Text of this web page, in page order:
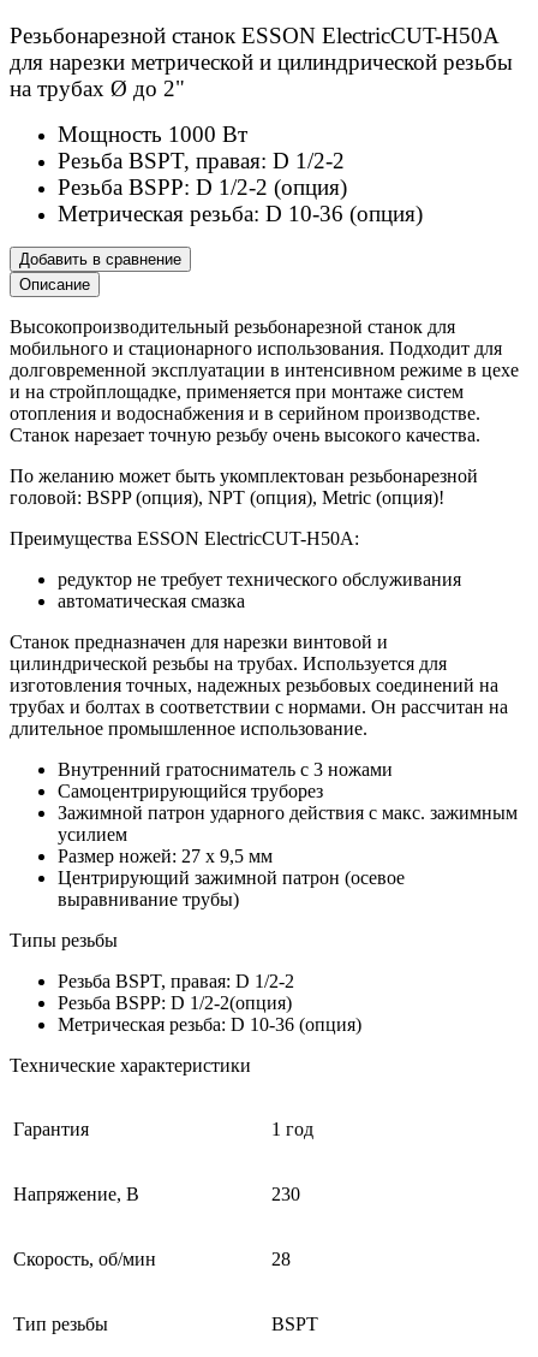
Резьбонарезной станок ESSON ElectricCUT-H50А
для нарезки метрической и цилиндрической резьбы
на трубах Ø до 2"
Мощность 1000 Вт
Резьба BSPT, правая: D 1/2-2
Резьба BSPP: D 1/2-2 (опция)
Метрическая резьба: D 10-36 (опция)
Добавить в сравнение
Описание
Высокопроизводительный резьбонарезной станок для
мобильного и стационарного использования. Подходит для
долговременной эксплуатации в интенсивном режиме в цехе
и на стройплощадке, применяется при монтаже систем
отопления и водоснабжения и в серийном производстве.
Станок нарезает точную резьбу очень высокого качества.
По желанию может быть укомплектован резьбонарезной
головой: BSPP (опция), NPT (опция), Metric (опция)!
Преимущества ESSON ElectricCUT-H50А:
редуктор не требует технического обслуживания
автоматическая смазка
Станок предназначен для нарезки винтовой и
цилиндрической резьбы на трубах. Используется для
изготовления точных, надежных резьбовых соединений на
трубах и болтах в соответствии с нормами. Он рассчитан на
длительное промышленное использование.
Внутренний гратосниматель с 3 ножами
Самоцентрирующийся труборез
Зажимной патрон ударного действия с макс. зажимным
усилием
Размер ножей: 27 х 9,5 мм
Центрирующий зажимной патрон (осевое
выравнивание трубы)
Типы резьбы
Резьба BSPT, правая: D 1/2-2
Резьба BSPP: D 1/2-2(опция)
Метрическая резьба: D 10-36 (опция)
Технические характеристики
Гарантия 1 год
Напряжение, В 230
Скорость, об/мин 28
Тип резьбы BSPT